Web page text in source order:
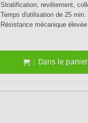
Stratification, revêtement,
Temps d'utilisation de 25 min.
Résistance mécanique élevée
Dans le panier